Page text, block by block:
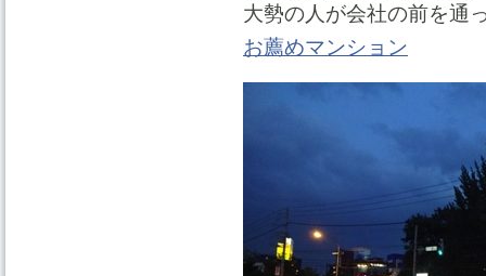
大勢の人が会社の前を通
お薦めマンション